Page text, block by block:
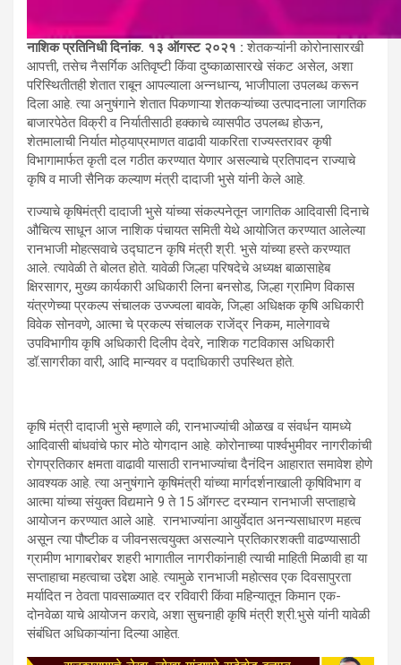
नाशिक प्रतिनिधी दिनांक. १३ ऑगस्ट २०२१ :शेतकऱ्यांनी कोरोनासारखी
आपत्ती, तसेच नैसर्गिक अतिवृष्टी किंवा दुष्काळासारखे संकट असेल, अशा
परिस्थितीतही शेतात राबून आपल्याला अन्नधान्य, भाजीपाला उपलब्ध करून
दिला आहे. त्या अनुषंगाने शेतात पिकणाऱ्या शेतकऱ्यांच्या उत्पादनाला जागतिक
बाजारपेठेत विक्री व निर्यातीसाठी हक्काचे व्यासपीठ उपलब्ध होऊन,
शेतमालाची निर्यात मोठ्याप्रमाणत वाढावी याकरिता राज्यस्तरावर कृषी
विभागामार्फत कृती दल गठीत करण्यात येणार असल्याचे प्रतिपादन राज्याचे
कृषि व माजी सैनिक कल्याण मंत्री दादाजी भुसे यांनी केले आहे.
राज्याचे कृषिमंत्री दादाजी भुसे यांच्या संकल्पनेतून जागतिक आदिवासी दिनाचे
औचित्य साधून आज नाशिक पंचायत समिती येथे आयोजित करण्यात आलेल्या
रानभाजी मोहत्सवाचे उद्घाटन कृषि मंत्री श्री. भुसे यांच्या हस्ते करण्यात
आले. त्यावेळी ते बोलत होते. यावेळी जिल्हा परिषदेचे अध्यक्ष बाळासाहेब
क्षिरसागर, मुख्य कार्यकारी अधिकारी लिना बनसोड, जिल्हा ग्रामिण विकास
यंत्रणेच्या प्रकल्प संचालक उज्ज्वला बावके, जिल्हा अधिक्षक कृषि अधिकारी
विवेक सोनवणे, आत्मा चे प्रकल्प संचालक राजेंद्र निकम, मालेगावचे
उपविभागीय कृषि अधिकारी दिलीप देवरे, नाशिक गटविकास अधिकारी
डॉ.सागरीका वारी, आदि मान्यवर व पदाधिकारी उपस्थित होते.
कृषि मंत्री दादाजी भुसे म्हणाले की, रानभाज्यांची ओळख व संवर्धन यामध्ये
आदिवासी बांधवांचे फार मोठे योगदान आहे. कोरोनाच्या पार्श्वभुमीवर नागरीकांची
रोगप्रतिकार क्षमता वाढावी यासाठी रानभाज्यांचा दैनंदिन आहारात समावेश होणे
आवश्यक आहे. त्या अनुषंगाने कृषिमंत्री यांच्या मार्गदर्शनाखाली कृषिविभाग व
आत्मा यांच्या संयुक्त विद्यमाने 9 ते 15 ऑगस्ट दरम्यान रानभाजी सप्ताहाचे
आयोजन करण्यात आले आहे. रानभाज्यांना आयुर्वेदात अनन्यसाधारण महत्व
असून त्या पौष्टीक व जीवनसत्वयुक्त असल्याने प्रतिकारशक्ती वाढण्यासाठी
ग्रामीण भागाबरोबर शहरी भागातील नागरीकांनाही त्याची माहिती मिळावी हा या
सप्ताहाचा महत्वाचा उद्देश आहे. त्यामुळे रानभाजी महोत्सव एक दिवसापुरता
मर्यादित न ठेवता पावसाळ्यात दर रविवारी किंवा महिन्यातून किमान एक-
दोनवेळा याचे आयोजन करावे, अशा सुचनाही कृषि मंत्री श्री.भुसे यांनी यावेळी
संबंधित अधिकाऱ्यांना दिल्या आहेत.